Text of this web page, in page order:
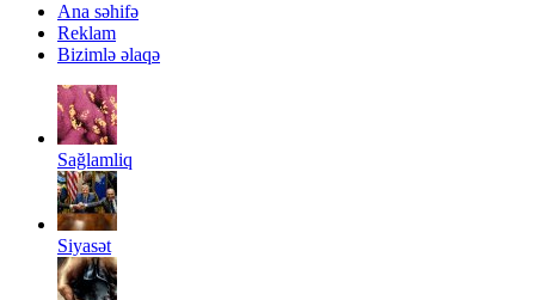
Ana səhifə
Reklam
Bizimlə əlaqə
Sağlamliq
Siyasət